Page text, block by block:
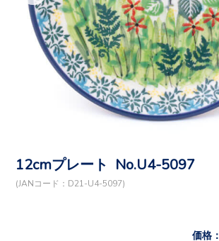
12cmプレート No.U4-5097
(JANコード：D21-U4-5097)
価格：